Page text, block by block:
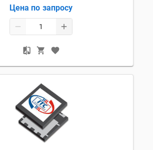
Цена по запросу